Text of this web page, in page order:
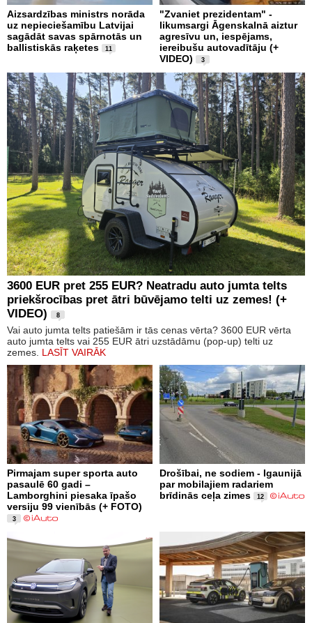
Aizsardzības ministrs norāda
uz nepieciešamību Latvijai
sagādāt savas spārnotās un
ballistiskās raķetes
11
"Zvaniet prezidentam" -
likumsargi Āgenskalnā aiztur
agresīvu un, iespējams,
iereibušu autovadītāju (+
VIDEO)
3
3600 EUR pret 255 EUR? Neatradu auto jumta telts
priekšrocības pret ātri būvējamo telti uz zemes! (+
VIDEO)
8
Vai auto jumta telts patiešām ir tās cenas vērta? 3600 EUR vērta
auto jumta telts vai 255 EUR ātri uzstādāmu (pop-up) telti uz
zemes. LASĪT VAIRĀK
Pirmajam super sporta auto
pasaulē 60 gadi –
Lamborghini piesaka īpašo
versiju 99 vienībās (+ FOTO)
3
Drošībai, ne sodiem - Igaunijā
par mobilajiem radariem
brīdinās ceļa zimes
12